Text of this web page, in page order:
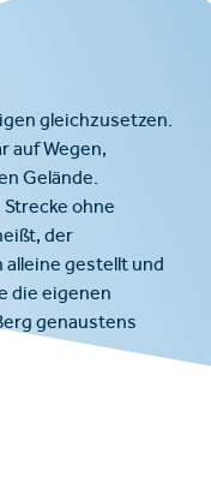
gleichzusetzen.
auf Wegen,
Gelände.
ohne
der
gestellt und
die eigenen
genaustens